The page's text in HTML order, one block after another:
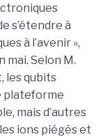
s’étendre à
à l’avenir »,
mai. Selon M.
les qubits
plateforme
mais d’autres
ions piégés et